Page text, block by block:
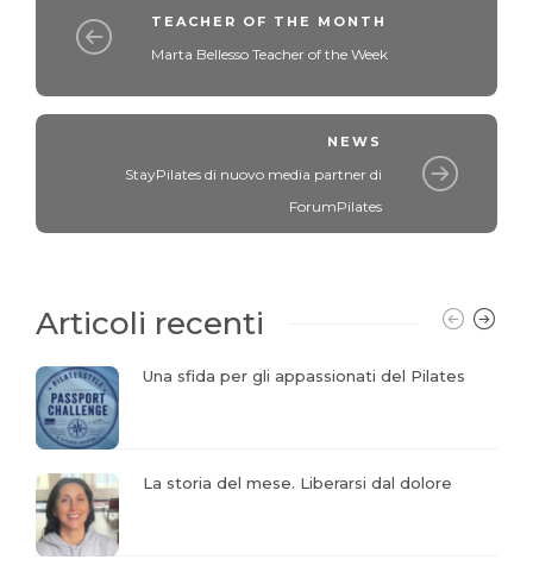
TEACHER OF THE MONTH
Marta Bellesso Teacher of the Week
NEWS
StayPilates di nuovo media partner di
ForumPilates
Articoli recenti
Una sfida per gli appassionati del Pilates
La storia del mese. Liberarsi dal dolore